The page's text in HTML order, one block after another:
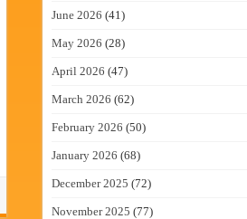
June 2026 (41)
May 2026 (28)
April 2026 (47)
March 2026 (62)
February 2026 (50)
January 2026 (68)
December 2025 (72)
November 2025 (77)